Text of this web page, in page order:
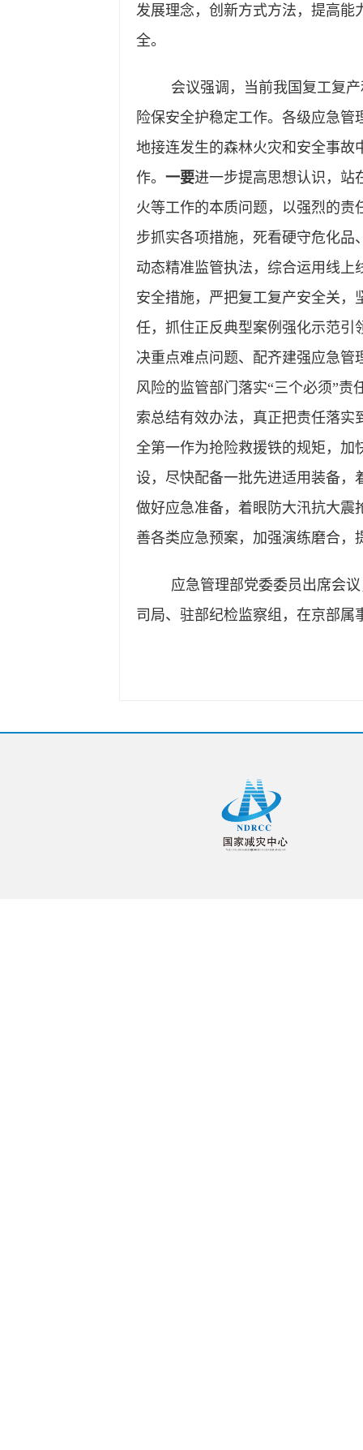
发展理念，创新方式方法，提高能
全。
会议强调，当前我国复工复
险保安全护稳定工作。各级应急
地接连发生的森林火灾和安全事故
作。 一要进一步提高思想认识，站
火等工作的本质问题，以强烈的
步抓实各项措施，死看硬守危化
动态精准监管执法，综合运用线
安全措施，严把复工复产安全关
任，抓住正反典型案例强化示范引
决重点难点问题、配齐建强应急
风险的监管部门落实“三个必须”
索总结有效办法，真正把责任落实
全第一作为抢险救援铁的规矩，加
设，尽快配备一批先进适用装备，
做好应急准备，着眼防大汛抗大震
善各类应急预案，加强演练磨合
应急管理部党委委员出席会
司局、驻部纪检监察组，在京部